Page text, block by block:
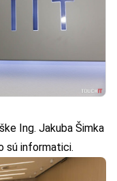
Ing. Jakuba Šimka
sú informatici.